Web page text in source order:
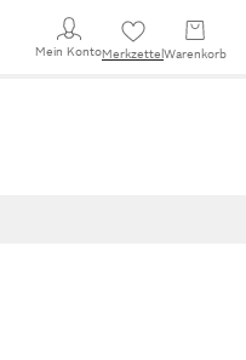
Mein KontoMerkzettel Warenkorb